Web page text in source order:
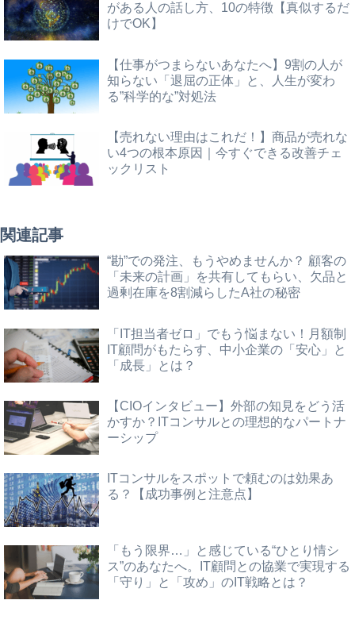
がある人の話し方、10の特徴【真似するだ
けでOK】
【仕事がつまらないあなたへ】9割の人が
知らない「退屈の正体」と、人生が変わ
る”科学的な”対処法
【売れない理由はこれだ！】商品が売れな
い4つの根本原因｜今すぐできる改善チェ
ックリスト
関連記事
“勘”での発注、もうやめませんか？ 顧客の
「未来の計画」を共有してもらい、欠品と
過剰在庫を8割減らしたA社の秘密
「IT担当者ゼロ」でもう悩まない！月額制
IT顧問がもたらす、中小企業の「安心」と
「成長」とは？
【CIOインタビュー】外部の知見をどう活
かすか？ITコンサルとの理想的なパートナ
ーシップ
ITコンサルをスポットで頼むのは効果あ
る？【成功事例と注意点】
「もう限界…」と感じている“ひとり情シ
ス”のあなたへ。IT顧問との協業で実現する
「守り」と「攻め」のIT戦略とは？